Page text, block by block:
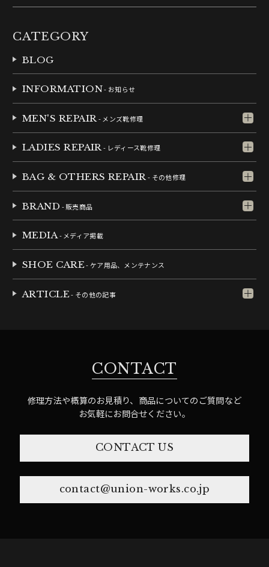
CATEGORY
BLOG
INFORMATION- お知らせ
MEN'S REPAIR - メンズ靴修理
LADIES REPAIR- レディース靴修理
BAG & OTHERS REPAIR- その他修理
BRAND - 販売商品
MEDIA- メディア掲載
SHOE CARE- ケア用品、メンテナンス
ARTICLE- その他の記事
CONTACT
修理方法や概算のお見積り、商品についてのご質問など
お気軽にお問合せください。
CONTACT US
contact@union-works.co.jp